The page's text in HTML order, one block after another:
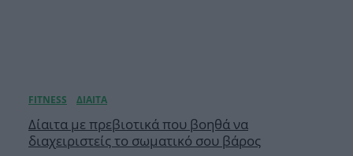
Δίαιτα με πρεβιοτικά που βοηθά να
διαχειριστείς το σωματικό σου βάρος